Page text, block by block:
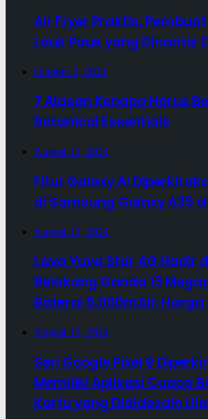
Air Fryer Praktis,
Lauk Pauk yang Dinamis
October 2, 2024
7 Alasan Kenapa Harus
Botanical Essentials
August 12, 2024
Fitur Galaxy AI
di Samsung Galaxy A35
August 12, 2024
Lava Yuva Star 4G Hadir
Belakang Ganda 13
Baterai 5.000mAh: Harga
August 12, 2024
Seri Google Pixel 9
Memiliki Aplikasi Cuaca
Kartu yang Dididesain